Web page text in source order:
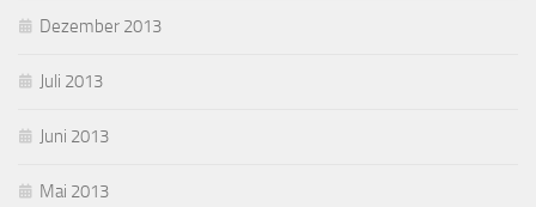
Dezember 2013
Juli 2013
Juni 2013
Mai 2013